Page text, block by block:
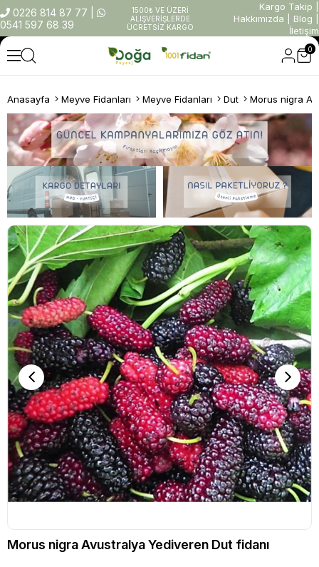
0226 814 87 77
0541 597 68 39
1500₺ VE ÜZERİ
ALIŞVERİŞLERDE
ÜCRETSİZ KARGO
Kargo Takip
Hakkımızda
Blog
İletişim
0
Anasayfa Meyve Fidanları Meyve Fidanları Dut Morus nigra
Morus nigra Avustralya Yediveren Dut fidanı